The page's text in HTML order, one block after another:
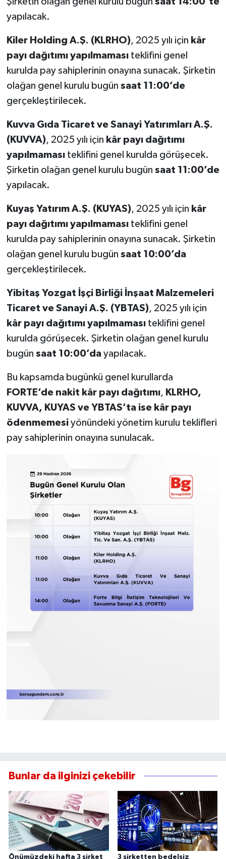
yapılacak.
Kiler Holding A.Ş. (KLRHO), 2025 yılı için kâr
payı dağıtımı yapılmamasıteklifini genel
kurulda pay sahiplerinin onayına sunacak. Şirketin
olağan genel kurulu bugün saat 11:00’de
gerçekleştirilecek.
Kuvva Gıda Ticaret ve Sanayi Yatırımları A.Ş.
(KUVVA), 2025 yılı için kâr payı dağıtımı
yapılmamasıteklifini genel kurulda görüşecek.
Şirketin olağan genel kurulu bugün saat 11:00’de
yapılacak.
Kuyaş Yatırım A.Ş. (KUYAS), 2025 yılı için kâr
payı dağıtımı yapılmamasıteklifini genel
kurulda pay sahiplerinin onayına sunacak. Şirketin
olağan genel kurulu bugün saat 10:00’da
gerçekleştirilecek.
Yibitaş Yozgat İşçi Birliği İnşaat Malzemeleri
Ticaret ve Sanayi A.Ş. (YBTAS), 2025 yılı için
kâr payı dağıtımı yapılmamasıteklifini genel
kurulda görüşecek. Şirketin olağan genel kurulu
bugün saat 10:00’dayapılacak.
Bu kapsamda bugünkü genel kurullarda
FORTE’de nakit kâr payı dağıtımı, KLRHO,
KUVVA, KUYAS ve YBTAS’ta ise kâr payı
ödenmemesiyönündeki yönetim kurulu teklifleri
pay sahiplerinin onayına sunulacak.
Bunlar da ilginizi çekebilir
Önümüzdeki hafta 3 şirket 3 şirketten bedelsiz